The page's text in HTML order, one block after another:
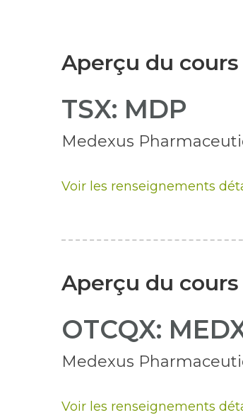
Aperçu du
TSX: MDP
Medexus
Voir les renseignements
Aperçu du
OTCQX:
Medexus
Voir les renseignements